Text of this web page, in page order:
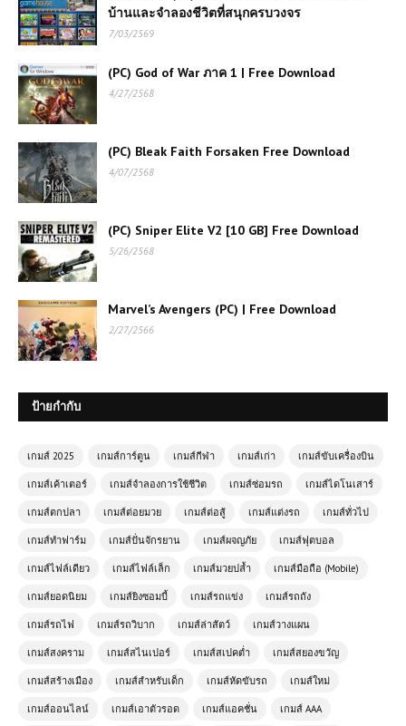
บ้านและจำลองชีวิตที่สนุกครบวงจร
7/03/2569
(PC) God of War ภาค 1 | Free Download
4/27/2568
(PC) Bleak Faith Forsaken Free Download
4/07/2568
(PC) Sniper Elite V2 [10 GB] Free Download
5/26/2568
Marvel’s Avengers (PC) | Free Download
2/27/2566
ป้ายกำกับ
เกมส์ 2025 เกมส์การ์ตูน เกมส์กีฬา เกมส์เก่า เกมส์ขับเครื่องบิน
เกมส์เค้าเตอร์ เกมส์จำลองการใช้ชีวิต เกมส์ซ่อมรถ เกมส์ไดโนเสาร์
เกมส์ตกปลา เกมส์ต่อยมวย เกมส์ต่อสู้ เกมส์แต่งรถ เกมส์ทั่วไป
เกมส์ทำฟาร์ม เกมส์ปั่นจักรยาน เกมส์ผจญภัย เกมส์ฟุตบอล
เกมส์ไฟล์เดียว เกมส์ไฟล์เล็ก เกมส์มวยปล้ำ เกมส์มือถือ (Mobile)
เกมส์ยอดนิยม เกมส์ยิงซอมบี้ เกมส์รถแข่ง เกมส์รถถัง
เกมส์รถไฟ เกมส์รถวิบาก เกมส์ล่าสัตว์ เกมส์วางแผน
เกมส์สงคราม เกมส์สไนเปอร์ เกมส์สเปคต่ำ เกมส์สยองขวัญ
เกมส์สร้างเมือง เกมส์สำหรับเด็ก เกมส์หัดขับรถ เกมส์ใหม่
เกมส์ออนไลน์ เกมส์เอาตัวรอด เกมส์แอคชั่น เกมส์ AAA
ผจญภัยสุดมันส์ในโลกบล็อก
ฟุตบอลสุดฮาที่ผสมผสานความบันเทิง